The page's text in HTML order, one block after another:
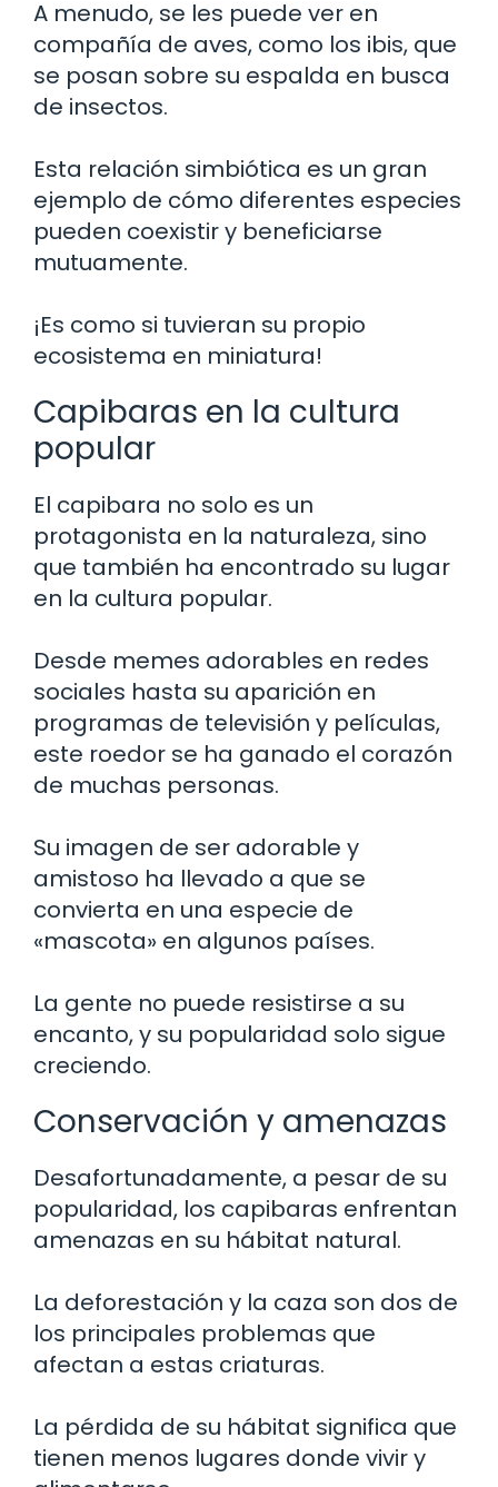
A menudo, se les puede ver en
compañía de aves, como los ibis, que
se posan sobre su espalda en busca
de insectos.
Esta relación simbiótica es un gran
ejemplo de cómo diferentes especies
pueden coexistir y beneficiarse
mutuamente.
¡Es como si tuvieran su propio
ecosistema en miniatura!
Capibaras en la cultura
popular
El capibara no solo es un
protagonista en la naturaleza, sino
que también ha encontrado su lugar
en la cultura popular.
Desde memes adorables en redes
sociales hasta su aparición en
programas de televisión y películas,
este roedor se ha ganado el corazón
de muchas personas.
Su imagen de ser adorable y
amistoso ha llevado a que se
convierta en una especie de
«mascota» en algunos países.
La gente no puede resistirse a su
encanto, y su popularidad solo sigue
creciendo.
Conservación y amenazas
Desafortunadamente, a pesar de su
popularidad, los capibaras enfrentan
amenazas en su hábitat natural.
La deforestación y la caza son dos de
los principales problemas que
afectan a estas criaturas.
La pérdida de su hábitat significa que
tienen menos lugares donde vivir y